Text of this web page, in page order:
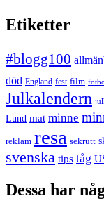
Etiketter
#blogg100
död England fest film
Julkalendern
Lund mat minne
reklam resa sekrutt
svenska tips tåg
Dessa har